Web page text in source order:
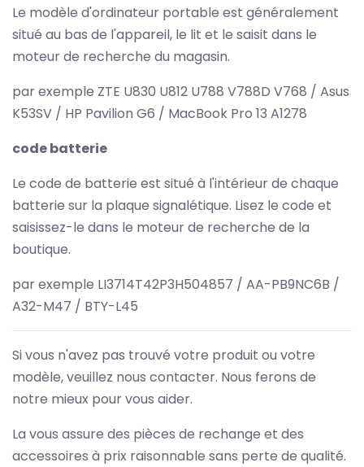
Le modèle d'ordinateur portable est généralement
situé au bas de l'appareil, le lit et le saisit dans le
moteur de recherche du magasin.
par exemple ZTE U830 U812 U788 V788D V768 / Asus
K53SV / HP Pavilion G6 / MacBook Pro 13 A1278
code batterie
Le code de batterie est situé à l'intérieur de chaque
batterie sur la plaque signalétique. Lisez le code et
saisissez-le dans le moteur de recherche de la
boutique.
par exemple LI3714T42P3H504857 / AA-PB9NC6B /
A32-M47 / BTY-L45
Si vous n'avez pas trouvé votre produit ou votre
modèle, veuillez nous contacter. Nous ferons de
notre mieux pour vous aider.
La vous assure des pièces de rechange et des
accessoires à prix raisonnable sans perte de qualité.